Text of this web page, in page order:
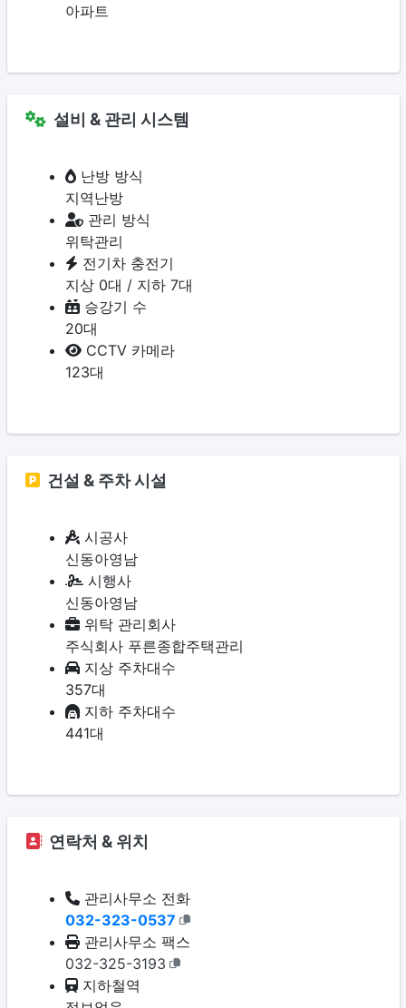
아파트
설비 & 관리 시스템
난방 방식
지역난방
관리 방식
위탁관리
전기차 충전기
지상 0대 / 지하 7대
승강기 수
20대
CCTV 카메라
123대
건설 & 주차 시설
시공사
신동아영남
시행사
신동아영남
위탁 관리회사
주식회사 푸른종합주택관리
지상 주차대수
357대
지하 주차대수
441대
연락처 & 위치
관리사무소 전화
032-323-0537
관리사무소 팩스
032-325-3193
지하철역